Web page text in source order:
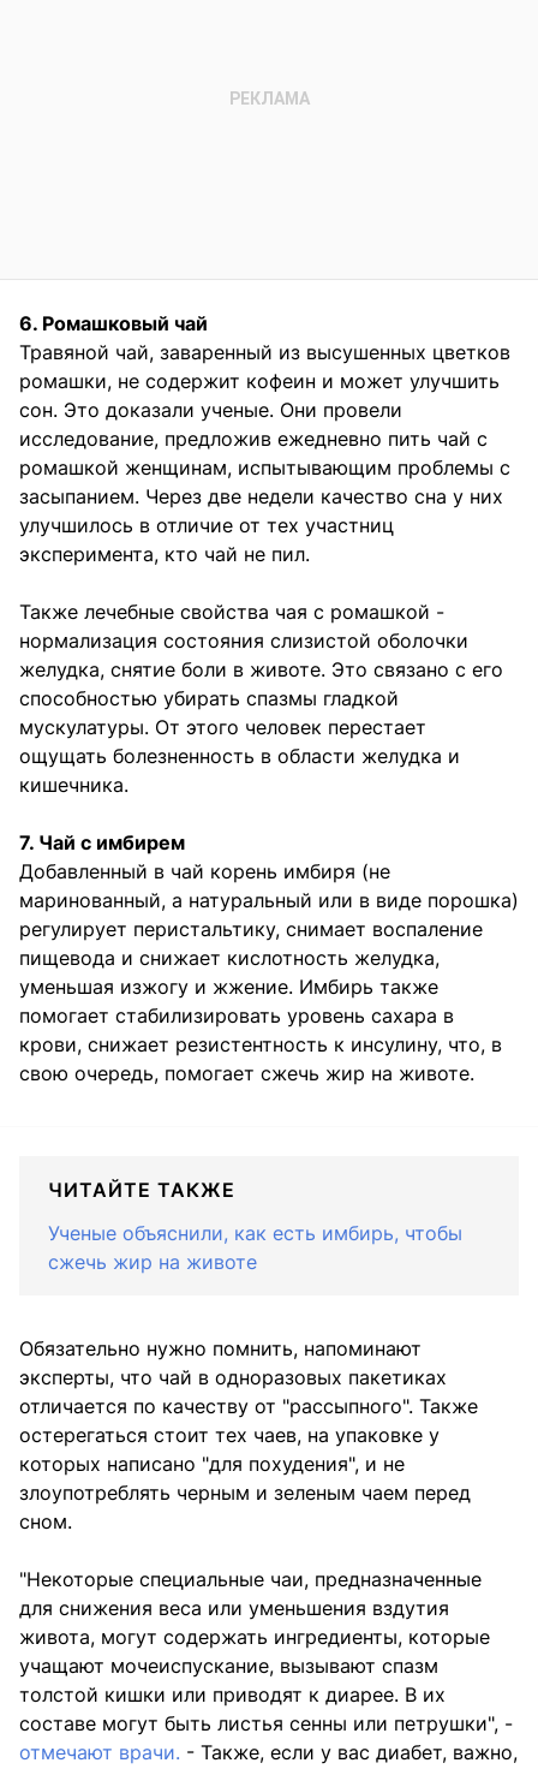
6. Ромашковый чай
Травяной чай, заваренный из высушенных цветков
ромашки, не содержит кофеин и может улучшить
сон. Это доказали ученые. Они провели
исследование, предложив ежедневно пить чай с
ромашкой женщинам, испытывающим проблемы с
засыпанием. Через две недели качество сна у них
улучшилось в отличие от тех участниц
эксперимента, кто чай не пил.
Также лечебные свойства чая с ромашкой -
нормализация состояния слизистой оболочки
желудка, снятие боли в животе. Это связано с его
способностью убирать спазмы гладкой
мускулатуры. От этого человек перестает
ощущать болезненность в области желудка и
кишечника.
7. Чай с имбирем
Добавленный в чай корень имбиря (не
маринованный, а натуральный или в виде порошка)
регулирует перистальтику, снимает воспаление
пищевода и снижает кислотность желудка,
уменьшая изжогу и жжение. Имбирь также
помогает стабилизировать уровень сахара в
крови, снижает резистентность к инсулину, что, в
свою очередь, помогает сжечь жир на животе.
ЧИТАЙТЕ ТАКЖЕ
Ученые объяснили, как есть имбирь, чтобы
сжечь жир на животе
Обязательно нужно помнить, напоминают
эксперты, что чай в одноразовых пакетиках
отличается по качеству от "рассыпного". Также
остерегаться стоит тех чаев, на упаковке у
которых написано "для похудения", и не
злоупотреблять черным и зеленым чаем перед
сном.
"Некоторые специальные чаи, предназначенные
для снижения веса или уменьшения вздутия
живота, могут содержать ингредиенты, которые
учащают мочеиспускание, вызывают спазм
толстой кишки или приводят к диарее. В их
составе могут быть листья сенны или петрушки", -
отмечают врачи. - Также, если у вас диабет, важно,